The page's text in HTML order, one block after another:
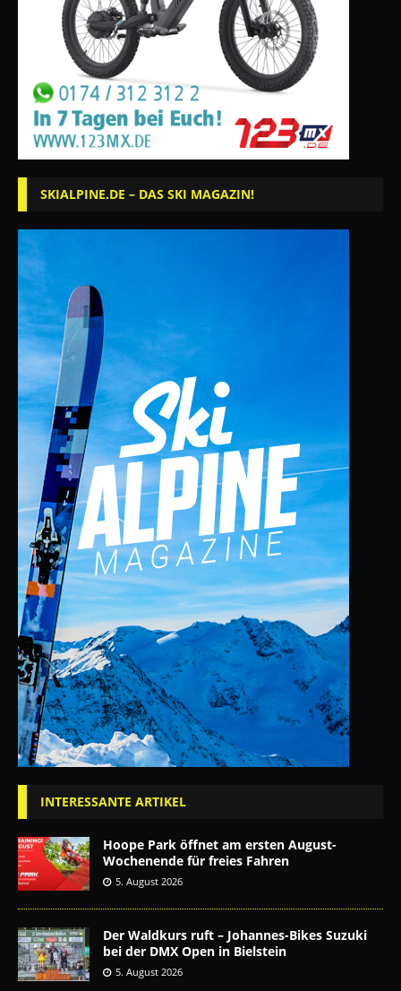
SKIALPINE.DE – DAS SKI MAGAZIN!
INTERESSANTE ARTIKEL
Hoope Park öffnet am ersten August-
Wochenende für freies Fahren
5. August 2026
Der Waldkurs ruft – Johannes-Bikes Suzuki
bei der DMX Open in Bielstein
5. August 2026